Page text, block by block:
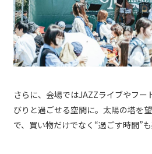
さらに、会場ではJAZZライブやフー
びりと過ごせる空間に。太陽の塔を
で、買い物だけでなく“過ごす時間”